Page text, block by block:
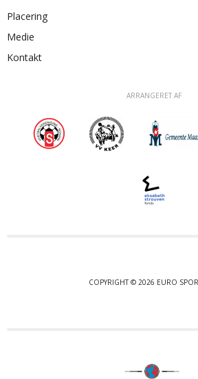
Placering
Medie
Kontakt
ARRANGERET AF
COPYRIGHT © 2026 EURO